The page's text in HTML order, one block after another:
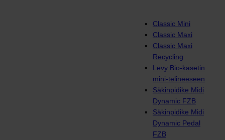
Classic Mini
Classic Maxi
Classic Maxi
Recycling
Levy Bio-kasetin
mini-telineeseen
Säkinpidike Midi
Dynamic FZB
Säkinpidike Midi
Dynamic Pedal
FZB